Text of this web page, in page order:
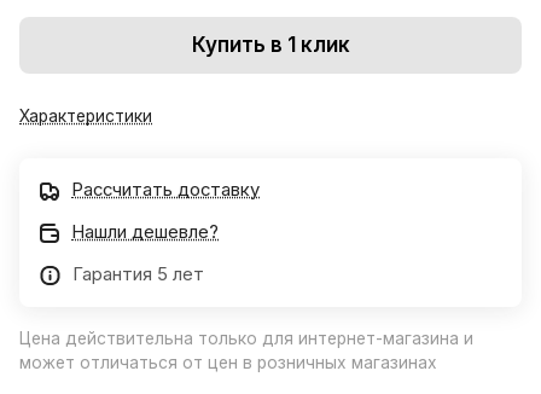
Купить в 1 клик
Характеристики
Рассчитать доставку
Нашли дешевле?
Гарантия 5 лет
Цена действительна только для интернет-магазина и
может отличаться от цен в розничных магазинах